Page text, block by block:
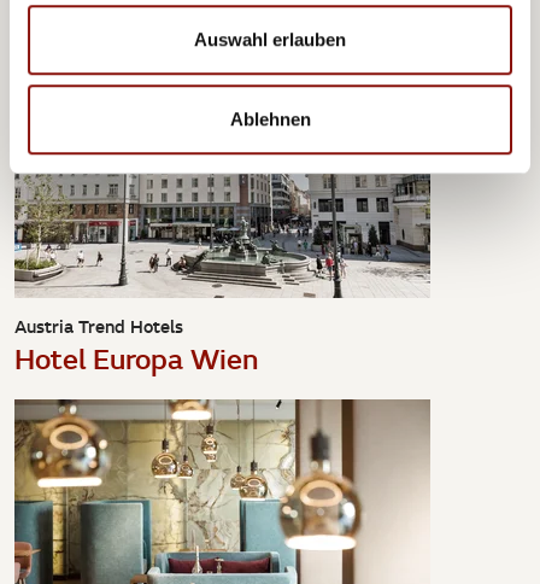
Auswahl erlauben
Ablehnen
Austria Trend Hotels
Hotel Europa Wien